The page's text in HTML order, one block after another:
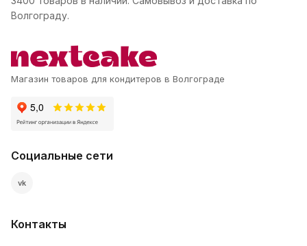
Волгограду.
Магазин товаров для кондитеров в Волгограде
Социальные сети
vk
Контакты